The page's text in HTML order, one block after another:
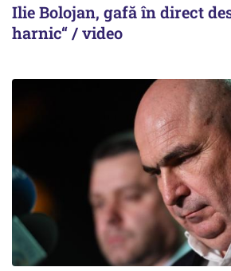
Ilie Bolojan, gafă în direct
harnic“ / video